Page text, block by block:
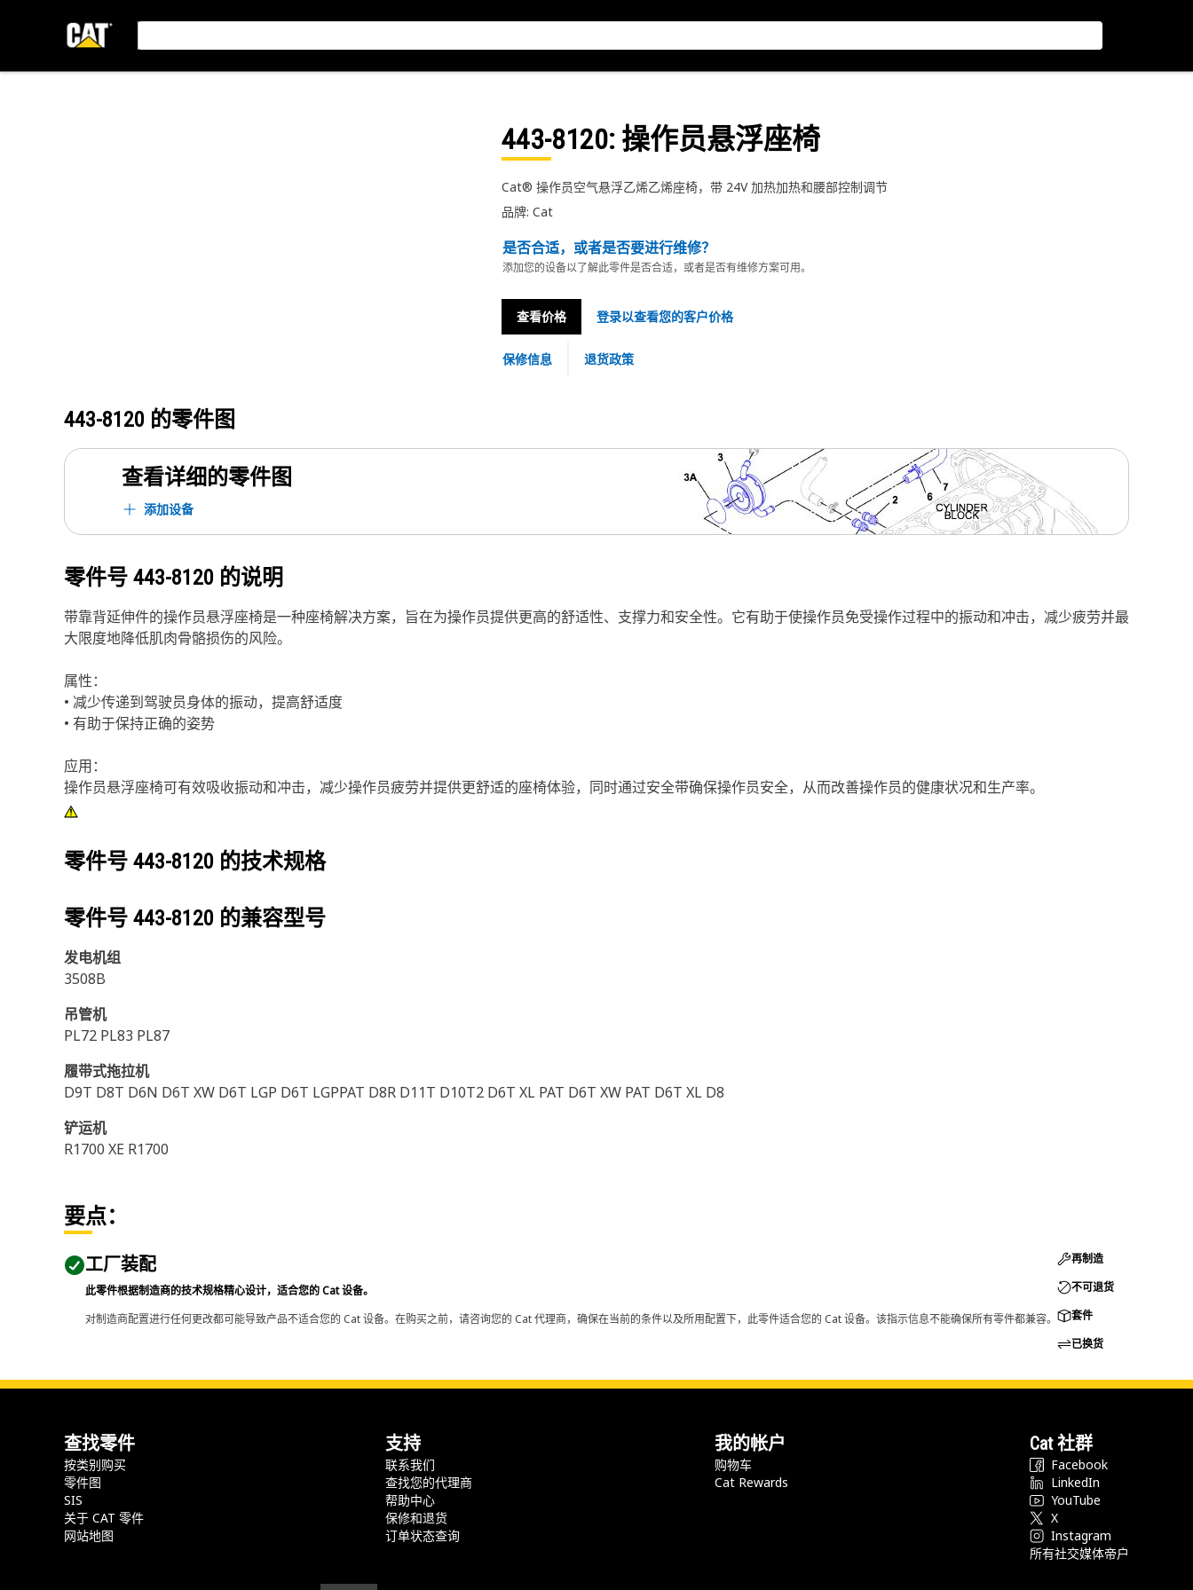
443-8120: 操作员悬浮座椅
Cat® 操作员空气悬浮乙烯乙烯座椅，带 24V 加热加热和腰部控制调节
品牌: Cat
是否合适，或者是否要进行维修？
添加您的设备以了解此零件是否合适，或者是否有维修方案可用。
查看价格 登录以查看您的客户价格
保修信息 退货政策
443-8120 的零件图
查看详细的零件图
添加设备
零件号 443-8120 的说明
带靠背延伸件的操作员悬浮座椅是一种座椅解决方案，旨在为操作员提供更高的舒适性、支撑力和安全性。它有助于使操作员免受操作过程中的振动和冲击，减少疲劳并最
大限度地降低肌肉骨骼损伤的风险。
属性：
• 减少传递到驾驶员身体的振动，提高舒适度
• 有助于保持正确的姿势
应用：
操作员悬浮座椅可有效吸收振动和冲击，减少操作员疲劳并提供更舒适的座椅体验，同时通过安全带确保操作员安全，从而改善操作员的健康状况和生产率。
零件号 443-8120 的技术规格
零件号 443-8120 的兼容型号
发电机组
3508B
吊管机
PL72 PL83 PL87
履带式拖拉机
D9T D8T D6N D6T XW D6T LGP D6T LGPPAT D8R D11T D10T2 D6T XL PAT D6T XW PAT D6T XL D8
铲运机
R1700 XE R1700
要点：
工厂装配
此零件根据制造商的技术规格精心设计，适合您的 Cat 设备。
对制造商配置进行任何更改都可能导致产品不适合您的 Cat 设备。在购买之前，请咨询您的 Cat 代理商，确保在当前的条件以及所用配置下，此零件适合您的 Cat 设备。该指示信息不能确保所有零件都兼容。
再制造
不可退货
套件
已换货
查找零件
按类别购买
零件图
SIS
关于 CAT 零件
网站地图
支持
联系我们
查找您的代理商
帮助中心
保修和退货
订单状态查询
我的帐户
购物车
Cat Rewards
Cat 社群
Facebook
LinkedIn
YouTube
X
Instagram
所有社交媒体帝户